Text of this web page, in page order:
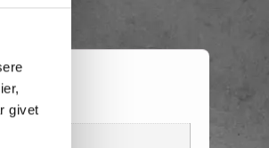
givet